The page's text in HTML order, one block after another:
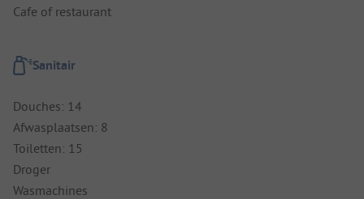
Cafe of restaurant
Sanitair
Douches: 14
Afwasplaatsen: 8
Toiletten: 15
Droger
Wasmachines